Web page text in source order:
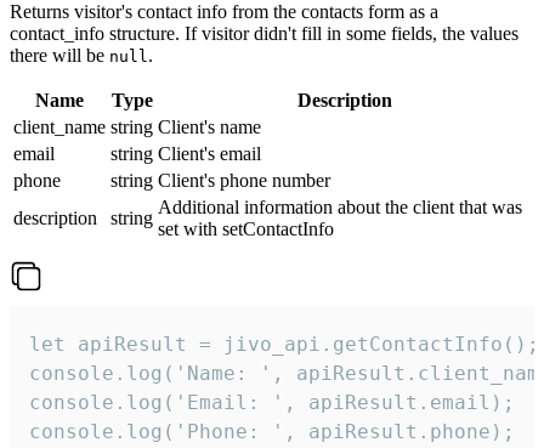
Returns visitor's contact info from the contacts form as a
contact_info structure. If visitor didn't fill in some fields, the values
there will be null.
Name Type
Description
client_name string Client's name
email
string Client's email
phone
string Client's phone number
description
string
Additional information about the client that was
set with setContactInfo
let apiResult = jivo_api.getContactInfo();
console.log('Name: ',
console.log('Email: ', apiResult.email);
console.log('Phone: ', apiResult.phone);